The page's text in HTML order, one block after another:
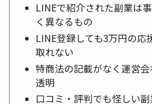
LINEで紹介された副業は
く異なるもの
LINE登録しても3万円の応
取れない
特商法の記載がなく運営
透明
口コミ・評判でも怪しい